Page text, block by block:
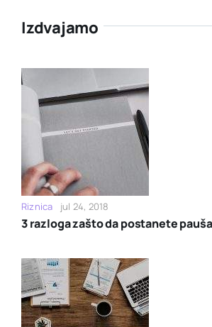
Izdvajamo
Riznica jul 24, 2018
3 razloga zašto da postanete